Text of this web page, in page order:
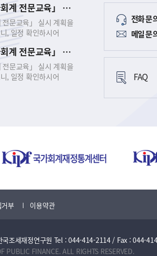
2026년도 「국가회계 전문교육」 실시 안내
문교육」 실시 계획을
, 일정 확인하시어
란? ○ 공무원과 공공기관
에 대한 기초지식을
의･복식부기
해와 실무능력 향상을
가회계의 활용 과정 2.
과정 국가회계이론
무결산 담당 공무원
본적이고 필수적인
업무 담당자의
2025년도 「국가회계 전문교육」 실시 안내
문교육」 실시 계획을
, 일정 확인하시어
회계법 제27조
교육) ▪ 국가회계법시행령
등에 대한 교육 실시) □
물품･사업) ○
과정 국가회계이론
공기관) 회계 담당 공무원/
재무결산 담당 공무원
전화문
메일문
FAQ
부 이용약관
국조세재정연구원 Tel : 044-414-2114 / Fax : 044-
FINANCE. ALL RIGHTS RESERVED.